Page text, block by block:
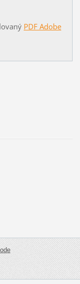
PDF Adobe